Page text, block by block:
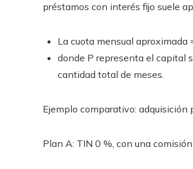
préstamos con interés fijo suele
La cuota mensual aproximada
donde P representa el capital
cantidad total de meses.
Ejemplo comparativo:
Plan A: TIN 0 %, con una